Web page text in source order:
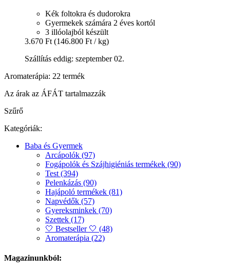
Kék foltokra és dudorokra
Gyermekek számára 2 éves kortól
3 illóolajból készült
3.670 Ft (146.800 Ft / kg)
Szállítás eddig: szeptember 02.
Aromaterápia: 22 termék
Az árak az ÁFÁT tartalmazzák
Szűrő
Kategóriák:
Baba és Gyermek
Arcápolók (97)
Fogápolók és Szájhigiéniás termékek (90)
Test (394)
Pelenkázás (90)
Hajápoló termékek (81)
Napvédők (57)
Gyereksminkek (70)
Szettek (17)
🤍 Bestseller 🤍 (48)
Aromaterápia (22)
Magazinunkból: